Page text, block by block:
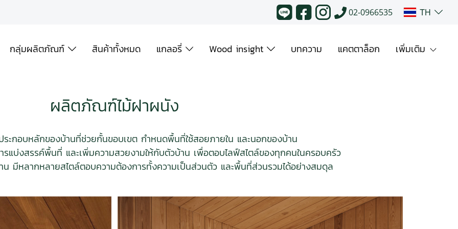
02-0966535 TH
กลุ่มผลิตภัณฑ์ สินค้าทั้งหมด แกลอรี่ Wood insight บทความ แคตตาล็อก เพิ่มเติม
ผลิตภัณฑ์ไม้ฝาผนัง
ระกอบหลักของบ้านที่ช่วยกั้นขอบเขต กำหนดพื้นที่ใช้สอยภายใน และนอกของบ้าน
แบ่งสรรค์พื้นที่ และเพิ่มความสวยงามให้กับตัวบ้าน เพื่อตอบไลฟ์สไตล์ของทุกคนในครอบครัว
มีหลากหลายสไตล์ตอบความต้องการทั้งความเป็นส่วนตัว และพื้นที่ส่วนรวมได้อย่างสมดุล